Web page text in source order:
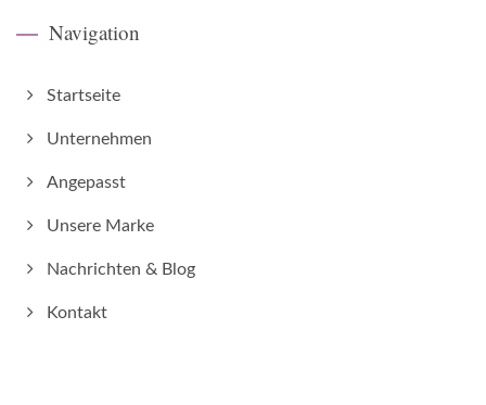
Navigation
Startseite
Unternehmen
Angepasst
Unsere Marke
Nachrichten & Blog
Kontakt